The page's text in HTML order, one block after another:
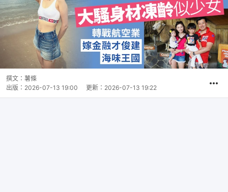
撰文： 薯條
出版： 2026-07-13 19:00 更新： 2026-07-13 19:22